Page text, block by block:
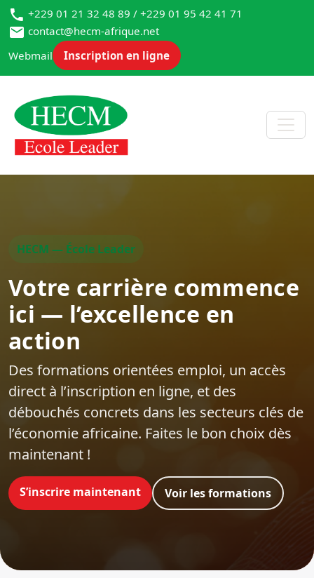
+229 01 21 32 48 89 / +229 01 95 42 41 71
contact@hecm-afrique.net
Webmail
Inscription en ligne
HECM — École Leader
Votre carrière commence
ici — l’excellence en
action
Des formations orientées emploi‍, un accès
direct à l’inscription en ligne, et des
débouchés concrets dans les secteurs clés de
l’économie africaine. Faites le bon choix dès
maintenant !
S’inscrire maintenant Voir les formations